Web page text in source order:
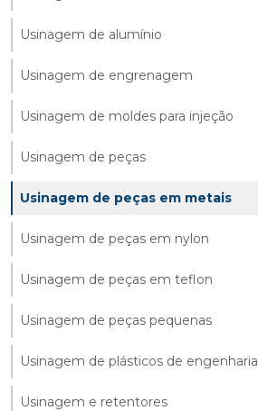
Usinagem de alumínio
Usinagem de engrenagem
Usinagem de moldes para injeção
Usinagem de peças
Usinagem de peças em metais
Usinagem de peças em nylon
Usinagem de peças em teflon
Usinagem de peças pequenas
Usinagem de plásticos de engenharia
Usinagem e retentores